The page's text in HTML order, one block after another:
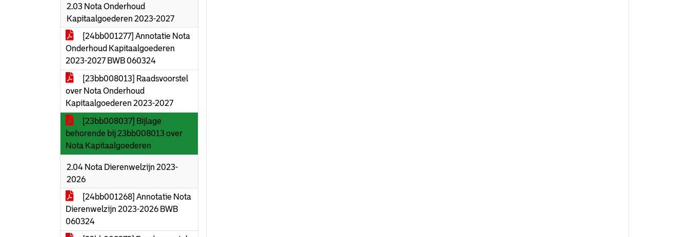
2.03 Nota Onderhoud
Kapitaalgoederen 2023-2027
[24bb001277] Annotatie Nota
Onderhoud Kapitaalgoederen
2023-2027 BWB 060324
[23bb008013] Raadsvoorstel
over Nota Onderhoud
Kapitaalgoederen 2023-2027
[23bb008037] Bijlage
behorende bij 23bb008013 over
Nota Kapitaalgoederen
2.04 Nota Dierenwelzijn 2023-
2026
[24bb001268] Annotatie Nota
Dierenwelzijn 2023-2026 BWB
060324